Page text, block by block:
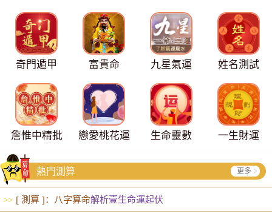
奇門遁甲 富貴命 九星氣運 姓名測試
詹惟中精批 戀愛桃花運 生命靈數 一生財運
熱門測算 更多
>> [ 測算 ]：八字算命解析壹生命運起伏